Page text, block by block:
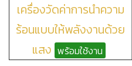
เครื่องวัดค่าการนำความ
ร้อนแบบให้พลังงานด้วย
แสง พร้อมใช้งาน